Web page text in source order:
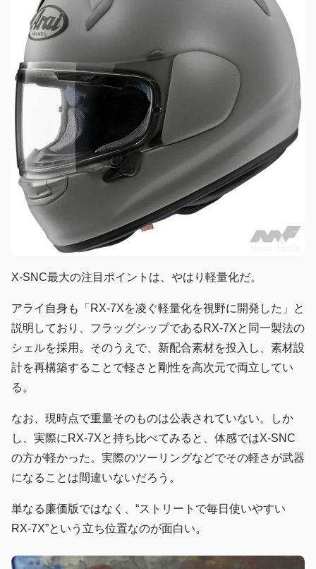
X-SNC最大の注目ポイントは、やはり軽量化だ。
アライ自身も「RX-7Xを凌ぐ軽量化を視野に開発した」と
説明しており、フラッグシップであるRX-7Xと同一製法の
シェルを採用。そのうえで、新配合素材を投入し、素材設
計を再構築することで軽さと剛性を高次元で両立してい
る。
なお、現時点で重量そのものは公表されていない。しか
し、実際にRX-7Xと持ち比べてみると、体感ではX-SNC
の方が軽かった。実際のツーリングなどでその軽さが武器
になることは間違いないだろう。
単なる廉価版ではなく、“ストリートで毎日使いやすい
RX-7X”という立ち位置なのが面白い。